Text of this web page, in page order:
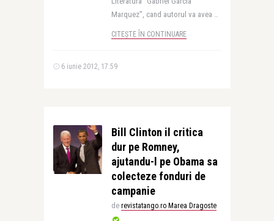
Marquez", cand autorul va avea ..
CITEȘTE ÎN CONTINUARE
6 iunie 2012, 17:59
Bill Clinton il critica
dur pe Romney,
ajutandu-l pe Obama sa
colecteze fonduri de
campanie
de revistatango.ro Marea Dragoste